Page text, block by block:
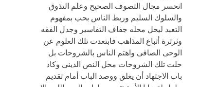
انحسر مجال التصوف الصحيح وعلم التذوق
والسلوك السليم وربط الناس بحب بمفهوم
التعبد ليحل محله جفاف التفاسير وجدل الفقه
وثرثرة أتباع المذاهب فابتعدت تلك العلوم عن
الوحى الصافى واهتم الناس بالشروحات بل
حلت تلك الشروحات محل النص الدينى وكاد
باب الاجتهاد أن يغلق ووصد الباب أمام تقديم